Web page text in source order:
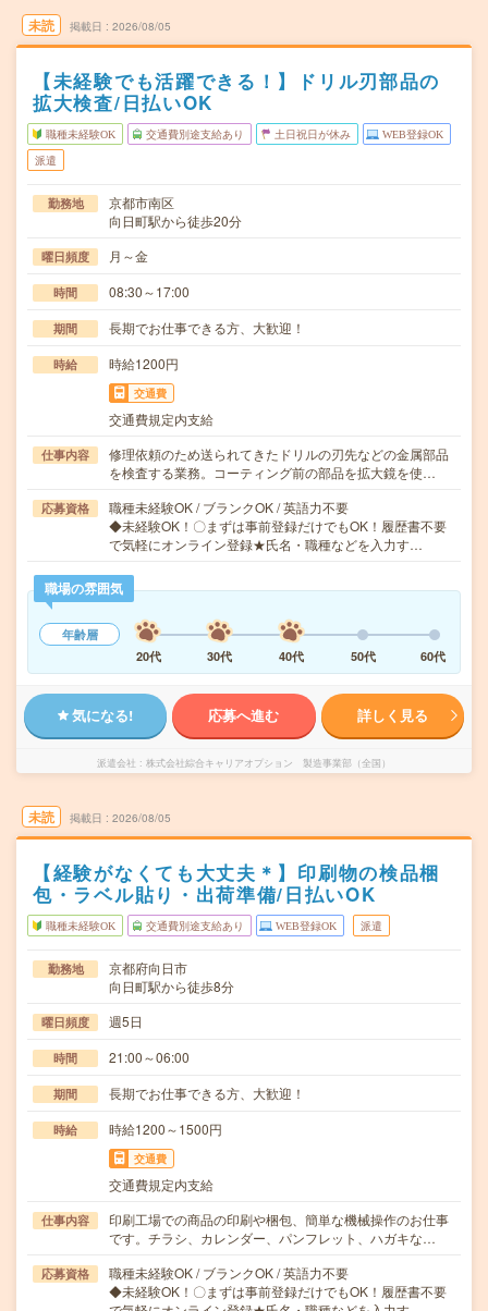
未読 掲載日 2026/08/05
【未経験でも活躍できる！】ドリル刃部品の
拡大検査/日払いOK
職種未経験OK 交通費別途支給あり 土日祝日が休み WEB登録OK
派遣
勤務地
京都市南区
向日町駅から徒歩20分
曜日頻度 月～金
時間 08:30～17:00
期間 長期でお仕事できる方、大歓迎！
時給 時給1200円
交通費
交通費規定内支給
仕事内容
修理依頼のため送られてきたドリルの刃先などの金属部品
を検査する業務。コーティング前の部品を拡大鏡を使…
応募資格
職種未経験OK / ブランクOK / 英語力不要
◆未経験OK！〇まずは事前登録だけでもOK！履歴書不要
で気軽にオンライン登録★氏名・職種などを入力す…
職場の雰囲気
年齢層
20代
30代 40代 50代 60代
気になる! 応募へ進む 詳しく見る
派遣会社 株式会社綜合キャリアオプション 製造事業部（全国）
未読 掲載日 2026/08/05
【経験がなくても大丈夫＊】印刷物の検品梱
包・ラベル貼り・出荷準備/日払いOK
職種未経験OK 交通費別途支給あり WEB登録OK 派遣
勤務地
京都府向日市
向日町駅から徒歩8分
曜日頻度 週5日
時間 21:00～06:00
期間 長期でお仕事できる方、大歓迎！
時給 時給1200～1500円
交通費
交通費規定内支給
仕事内容
印刷工場での商品の印刷や梱包、簡単な機械操作のお仕事
です。チラシ、カレンダー、パンフレット、ハガキな…
応募資格
職種未経験OK / ブランクOK / 英語力不要
◆未経験OK！〇まずは事前登録だけでもOK！履歴書不要